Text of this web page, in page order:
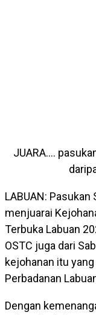
JUARA….
LABUAN: Pasukan
menjuarai
Terbuka Labuan
OSTC juga dari
kejohanan itu
Perbadanan
Dengan